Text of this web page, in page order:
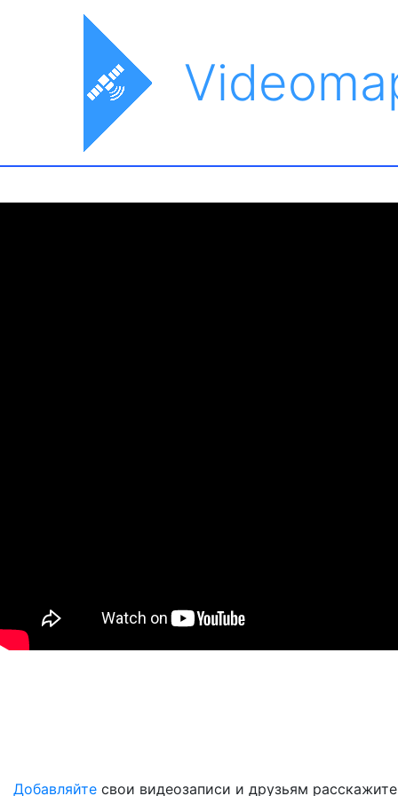
Добавляйте свои видеозаписи и друзьям